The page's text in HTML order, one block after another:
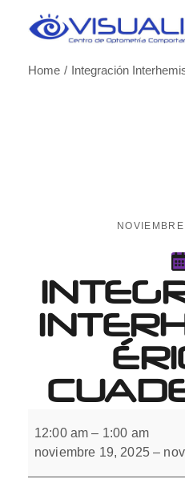
Home
Integración
Interhemisférica.
Cuaderno
1.
12:00 am – 1:00 am
noviembre 19, 2025 –